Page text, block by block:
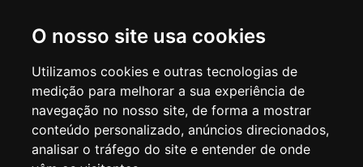
O nosso site usa cookies
Utilizamos cookies e outras tecnologias de
medição para melhorar a sua experiência de
navegação no nosso site, de forma a mostrar
conteúdo personalizado, anúncios direcionados,
analisar o tráfego do site e entender de onde
SECRETARIA DE EDUCAÇÃO
Rua Claudino Barbosa, 313 - Macedo - Guarulhos/SP CEP 07113-040